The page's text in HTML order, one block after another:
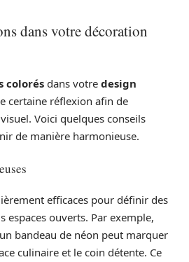
dans votre décoration
colorés dans votre design
certaine réflexion afin de
Voici quelques conseils
de manière harmonieuse.
efficaces pour définir des
espaces ouverts. Par exemple,
bandeau de néon peut marquer
culinaire et le coin détente. Ce